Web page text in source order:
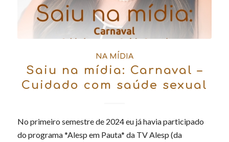
NA MÍDIA
Saiu na mídia: Carnaval –
Cuidado com saúde sexual
No primeiro semestre de 2024 eu já havia participado
do programa *Alesp em Pauta* da TV Alesp (da